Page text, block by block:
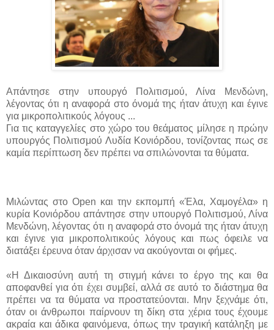
Απάντησε στην υπουργό Πολιτισμού, Λίνα Μενδώνη,
λέγοντας ότι η αναφορά στο όνομά της ήταν άτυχη και έγινε
για μικροπολιτικούς λόγους ...
Για τις καταγγελίες στο χώρο του θεάματος μίλησε η πρώην
υπουργός Πολιτισμού Λυδία Κονιόρδου, τονίζοντας πως σε
καμία περίπτωση δεν πρέπει να σπιλώνονται τα θύματα.
Μιλώντας στο Open και την εκπομπή «Έλα, Χαμογέλα» η
κυρία Κονιόρδου απάντησε στην υπουργό Πολιτισμού, Λίνα
Μενδώνη, λέγοντας ότι η αναφορά στο όνομά της ήταν άτυχη
και έγινε για μικροπολιτικούς λόγους και πως όφειλε να
διατάξει έρευνα όταν άρχισαν να ακούγονται οι φήμες.
«Η Δικαιοσύνη αυτή τη στιγμή κάνει το έργο της και θα
αποφανθεί για ότι έχει συμβεί, αλλά σε αυτό το διάστημα θα
πρέπει να τα θύματα να προστατεύονται. Μην ξεχνάμε ότι,
όταν οι άνθρωποι παίρνουν τη δίκη στα χέρια τους έχουμε
ακραία και άδικα φαινόμενα, όπως την τραγική κατάληξη με